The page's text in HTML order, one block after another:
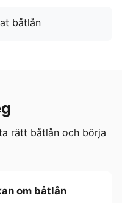
båtlån
rätt båtlån och börja
om båtlån